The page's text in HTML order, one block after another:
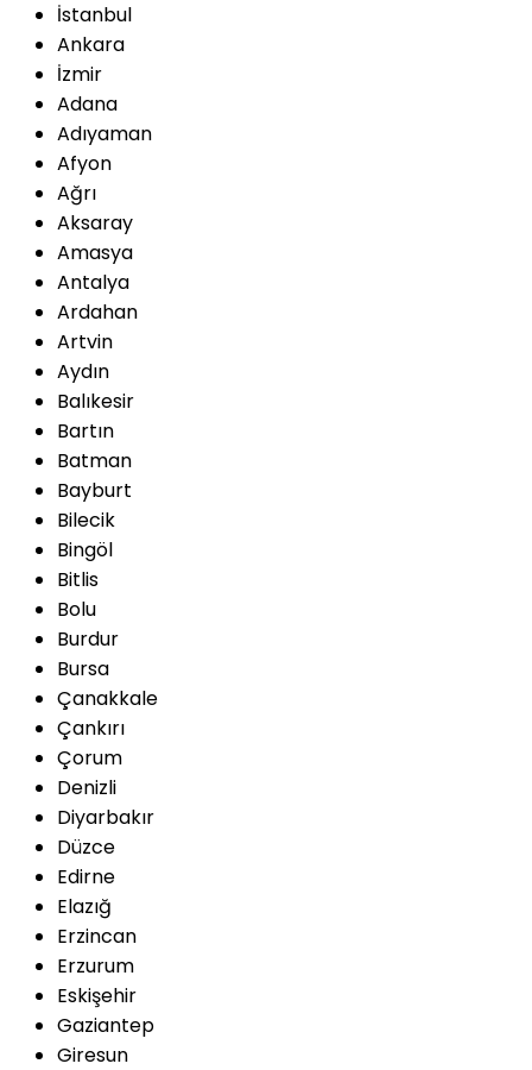
İstanbul
Ankara
İzmir
Adana
Adıyaman
Afyon
Ağrı
Aksaray
Amasya
Antalya
Ardahan
Artvin
Aydın
Balıkesir
Bartın
Batman
Bayburt
Bilecik
Bingöl
Bitlis
Bolu
Burdur
Bursa
Çanakkale
Çankırı
Çorum
Denizli
Diyarbakır
Düzce
Edirne
Elazığ
Erzincan
Erzurum
Eskişehir
Gaziantep
Giresun